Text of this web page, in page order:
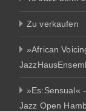
Zu verkaufen
»African
»Es:Sensual«
Jazz Open